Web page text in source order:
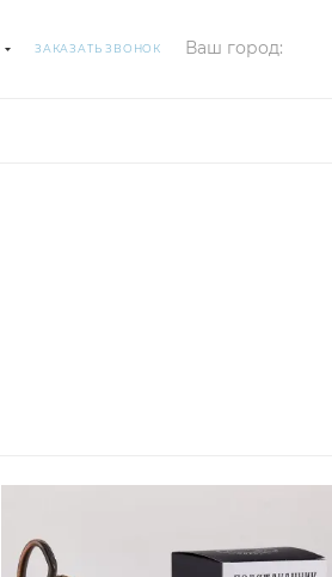
ЗАКАЗАТЬ ЗВОНОК Ваш город: